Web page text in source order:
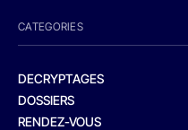
CATEGORIES
DECRYPTAGES
DOSSIERS
RENDEZ-VOUS